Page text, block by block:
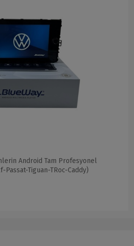
Android Tam Profesyonel
Tiguan-TRoc-Caddy)